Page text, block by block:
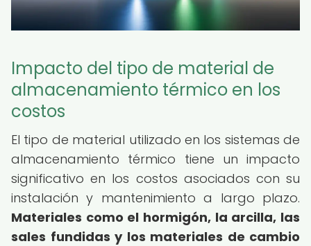
Impacto del tipo de material de
almacenamiento térmico en los
costos
El tipo de material utilizado en los sistemas de
almacenamiento térmico tiene un impacto
significativo en los costos asociados con su
instalación y mantenimiento a largo plazo.
Materiales como el hormigón, la arcilla, las
sales fundidas y los materiales de cambio